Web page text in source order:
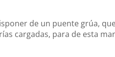
de un puente grúa,
cargadas, para de esta